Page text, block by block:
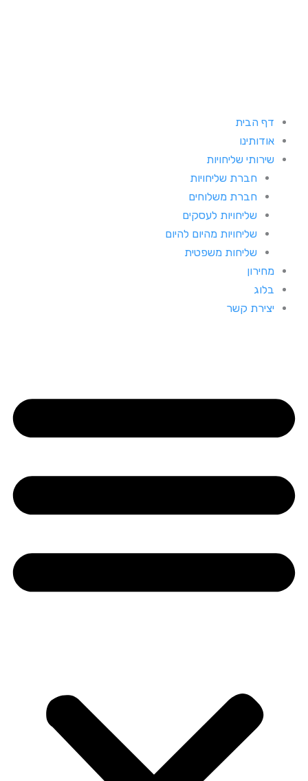
דף הבית
אודותינו
שירותי שליחויות
חברת שליחויות
חברת משלוחים
שליחויות לעסקים
שליחויות מהיום להיום
שליחות משפטית
מחירון
בלוג
יצירת קשר